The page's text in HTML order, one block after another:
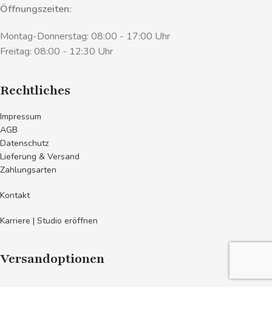
Öffnungszeiten:
Montag-Donnerstag: 08:00 - 17:00 Uhr
Freitag: 08:00 - 12:30 Uhr
Rechtliches
Impressum
AGB
Datenschutz
Lieferung & Versand
Zahlungsarten
Kontakt
Karriere | Studio eröffnen
Versandoptionen